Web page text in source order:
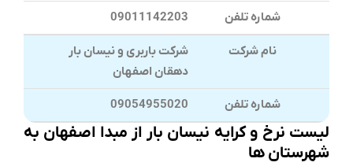
شماره تلفن 09011142203
نام شرکت
شرکت باربری و نیسان بار
دهقان اصفهان
شماره تلفن 09054955020
لیست نرخ و کرایه نیسان بار از مبدا اصفهان به
شهرستان ها